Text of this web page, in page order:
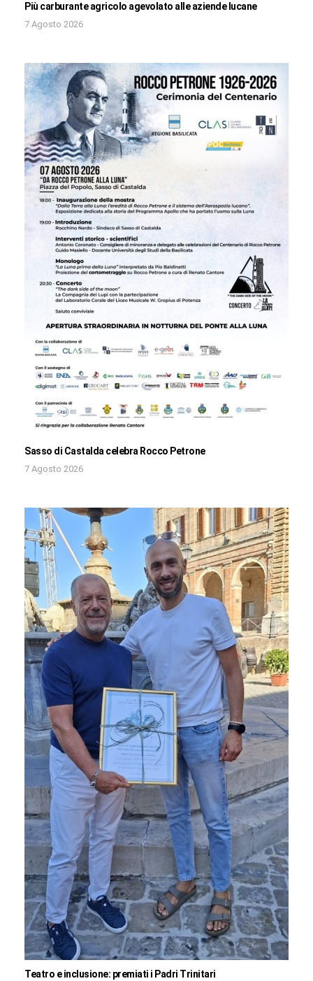
Più carburante agricolo agevolato alle aziende lucane
7 Agosto 2026
Sasso di Castalda celebra Rocco Petrone
7 Agosto 2026
Teatro e inclusione: premiati i Padri Trinitari